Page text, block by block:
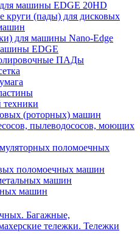
машины EDGE 20HD
круги (пады) для дисковых
для машины Nano-Edge
EDGE
ПАДы
техники
(роторных) машин
пылеводососов, моющих
поломоечных
поломоечных машин
машин
машин
Багажные,
тележки. Тележки